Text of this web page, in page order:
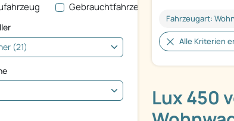
Fahrzeugart:
Alle Kriterien
Lux 450
Gebrauchtfahrzeug